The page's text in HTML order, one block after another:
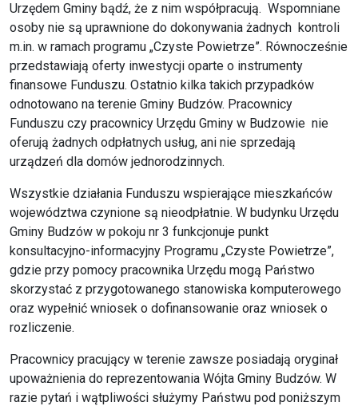
Urzędem Gminy bądź, że z nim współpracują. Wspomniane
osoby nie są uprawnione do dokonywania żadnych kontroli
m.in. w ramach programu „Czyste Powietrze”. Równocześnie
przedstawiają oferty inwestycji oparte o instrumenty
finansowe Funduszu. Ostatnio kilka takich przypadków
odnotowano na terenie Gminy Budzów. Pracownicy
Funduszu czy pracownicy Urzędu Gminy w Budzowie nie
oferują żadnych odpłatnych usług, ani nie sprzedają
urządzeń dla domów jednorodzinnych.
Wszystkie działania Funduszu wspierające mieszkańców
województwa czynione są nieodpłatnie. W budynku Urzędu
Gminy Budzów w pokoju nr 3 funkcjonuje punkt
konsultacyjno-informacyjny Programu „Czyste Powietrze”,
gdzie przy pomocy pracownika Urzędu mogą Państwo
skorzystać z przygotowanego stanowiska komputerowego
oraz wypełnić wniosek o dofinansowanie oraz wniosek o
rozliczenie.
Pracownicy pracujący w terenie zawsze posiadają oryginał
upoważnienia do reprezentowania Wójta Gminy Budzów. W
razie pytań i wątpliwości służymy Państwu pod poniższym